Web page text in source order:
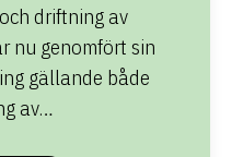
driftning av
nu genomfört sin
gällande både
av…